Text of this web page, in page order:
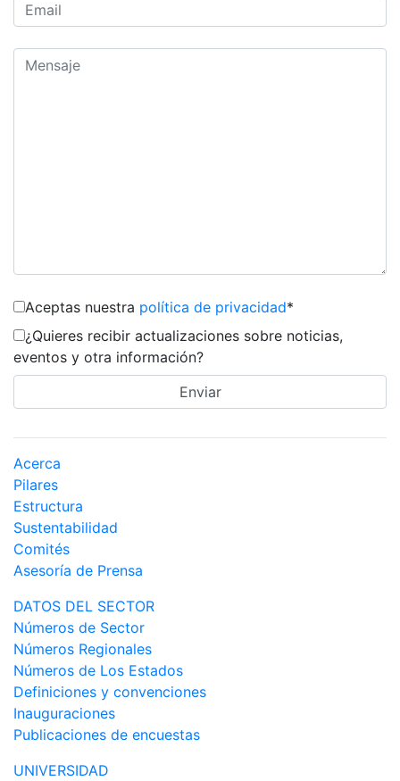
Aceptas nuestra política de privacidad*
¿Quieres recibir actualizaciones sobre noticias,
eventos y otra información?
Acerca
Pilares
Estructura
Sustentabilidad
Comités
Asesoría de Prensa
DATOS DEL SECTOR
Números de Sector
Números Regionales
Números de Los Estados
Definiciones y convenciones
Inauguraciones
Publicaciones de encuestas
UNIVERSIDAD